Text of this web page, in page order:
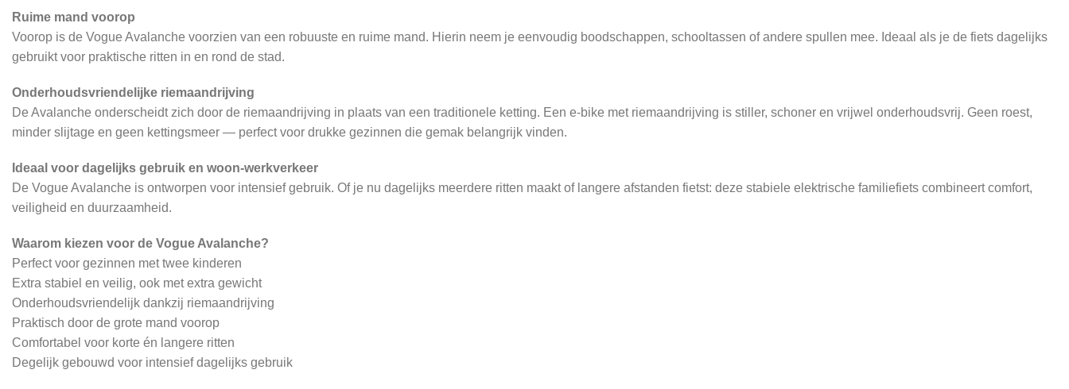
Ruime mand voorop
Voorop is de Vogue Avalanche voorzien van een robuuste en ruime mand. Hierin neem je eenvoudig boodschappen, schooltassen of andere spullen mee. Ideaal als je de fiets dagelijks
gebruikt voor praktische ritten in en rond de stad.
Onderhoudsvriendelijke riemaandrijving
De Avalanche onderscheidt zich door de riemaandrijving in plaats van een traditionele ketting. Een e-bike met riemaandrijving is stiller, schoner en vrijwel onderhoudsvrij. Geen roest,
minder slijtage en geen kettingsmeer — perfect voor drukke gezinnen die gemak belangrijk vinden.
Ideaal voor dagelijks gebruik en woon-werkverkeer
De Vogue Avalanche is ontworpen voor intensief gebruik. Of je nu dagelijks meerdere ritten maakt of langere afstanden fietst: deze stabiele elektrische familiefiets combineert comfort,
veiligheid en duurzaamheid.
Waarom kiezen voor de Vogue Avalanche?
Perfect voor gezinnen met twee kinderen
Extra stabiel en veilig, ook met extra gewicht
Onderhoudsvriendelijk dankzij riemaandrijving
Praktisch door de grote mand voorop
Comfortabel voor korte én langere ritten
Degelijk gebouwd voor intensief dagelijks gebruik